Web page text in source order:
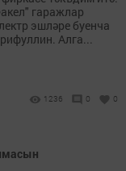
гаражлар
эшләре буенча
Алга...
1236 0 0